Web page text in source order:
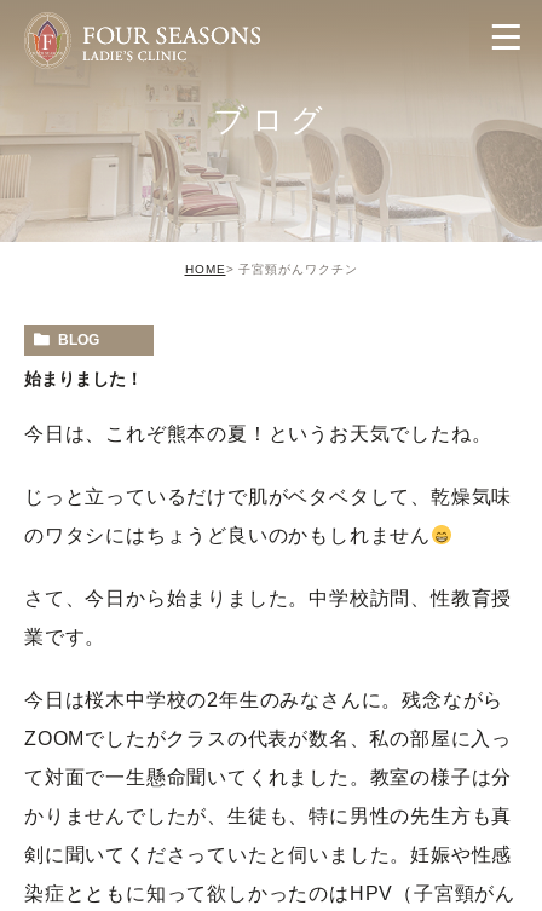
ブログ
HOME 子宮頸がんワクチン
BLOG
始まりました！
今日は、これぞ熊本の夏！というお天気でしたね。
じっと立っているだけで肌がベタベタして、乾燥気味
のワタシにはちょうど良いのかもしれません
さて、今日から始まりました。中学校訪問、性教育授
業です。
今日は桜木中学校の2年生のみなさんに。残念ながら
ZOOMでしたがクラスの代表が数名、私の部屋に入っ
て対面で一生懸命聞いてくれました。教室の様子は分
かりませんでしたが、生徒も、特に男性の先生方も真
剣に聞いてくださっていたと伺いました。妊娠や性感
染症とともに知って欲しかったのはHPV（子宮頸がん